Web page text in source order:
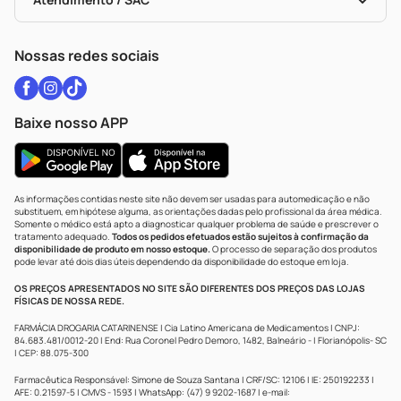
WhatsApp (47) 9202-1687
Nossas redes sociais
Baixe nosso APP
As informações contidas neste site não devem ser usadas para automedicação e não
substituem, em hipótese alguma, as orientações dadas pelo profissional da área médica.
Somente o médico está apto a diagnosticar qualquer problema de saúde e prescrever o
tratamento adequado. Todos os pedidos efetuados estão sujeitos à confirmação da
disponibilidade de produto em nosso estoque.O processo de separação dos produtos
pode levar até dois dias úteis dependendo da disponibilidade do estoque em loja.
OS PREÇOS APRESENTADOS NO SITE SÃO DIFERENTES DOS PREÇOS DAS LOJAS
FÍSICAS DE NOSSA REDE.
FARMÁCIA DROGARIA CATARINENSE | Cia Latino Americana de Medicamentos | CNPJ:
84.683.481/0012-20 | End: Rua Coronel Pedro Demoro, 1482, Balneário - | Florianópolis- SC
| CEP: 88.075-300
Farmacêutica Responsável: Simone de Souza Santana | CRF/SC: 12106 | IE: 250192233 |
AFE: 0.21597-5 | CMVS - 1593 | WhatsApp: (47) 9 9202-1687 | e-mail: